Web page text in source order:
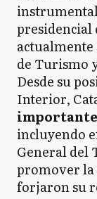
presidencial
actualmente
de Turismo
Desde su
Interior,
incluyendo
General del
promover la
forjaron su